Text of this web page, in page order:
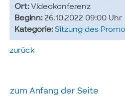
Ort: Videokonferenz
Beginn: 26.10.2022 09:00 Uhr
Kategorie: Sitzung des
zurück
zum Anfang der Seite